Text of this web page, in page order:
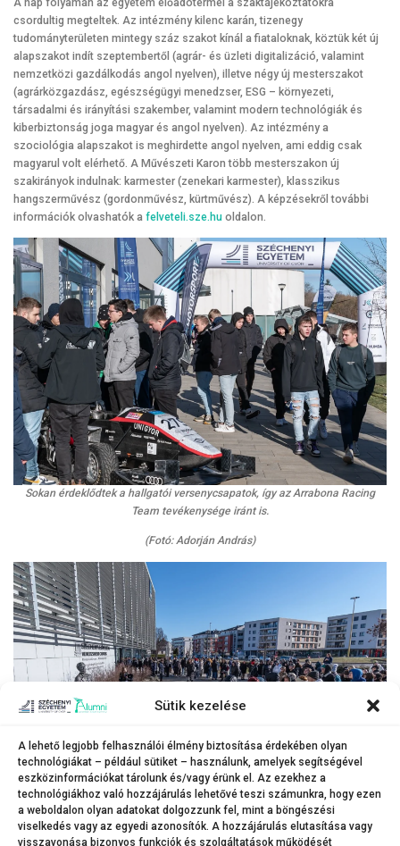
Sütik kezelése
A lehető legjobb felhasználói élmény biztosítása érdekében olyan
technológiákat – például sütiket – használunk, amelyek segítségével
eszközinformációkat tárolunk és/vagy érünk el. Az ezekhez a
technológiákhoz való hozzájárulás lehetővé teszi számunkra, hogy ezen
a weboldalon olyan adatokat dolgozzunk fel, mint a böngészési
viselkedés vagy az egyedi azonosítók. A hozzájárulás elutasítása vagy
visszavonása bizonyos funkciók és szolgáltatások működését
A nap folyamán az egyetem előadótermei a szaktájékoztatókra
csordultig megteltek. Az intézmény kilenc karán, tizenegy
tudományterületen mintegy száz szakot kínál a fiataloknak, köztük két új
alapszakot indít szeptembertől (agrár- és üzleti digitalizáció, valamint
nemzetközi gazdálkodás angol nyelven), illetve négy új mesterszakot
(agrárközgazdász, egészségügyi menedzser, ESG – környezeti,
társadalmi és irányítási szakember, valamint modern technológiák és
kiberbiztonság joga magyar és angol nyelven). Az intézmény a
szociológia alapszakot is meghirdette angol nyelven, ami eddig csak
magyarul volt elérhető. A Művészeti Karon több mesterszakon új
szakirányok indulnak: karmester (zenekari karmester), klasszikus
hangszerművész (gordonművész, kürtművész). A képzésekről további
információk olvashatók a felveteli.sze.hu oldalon.
Sokan érdeklődtek a hallgatói versenycsapatok, így az Arrabona Racing
Team tevékenysége iránt is.
(Fotó: Adorján András)
Népszerűek voltak a campus-körséták a nyílt napon.
(Fotó: Adorján András)